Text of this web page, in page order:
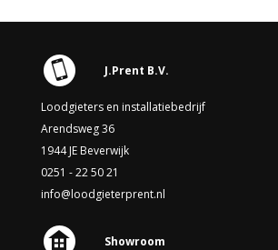
J.Prent B.V.
Loodgieters en installatiebedrijf
Arendsweg 36
1944 JE Beverwijk
0251 - 22 50 21
info@loodgieterprent.nl
Showroom